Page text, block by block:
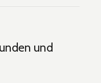
und